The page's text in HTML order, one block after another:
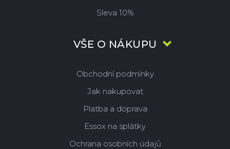
Sleva 10%
VŠE O NÁKUPU
Obchodní podmínky
Jak nakupovat
Platba a doprava
Essox na splátky
Ochrana osobních údajů